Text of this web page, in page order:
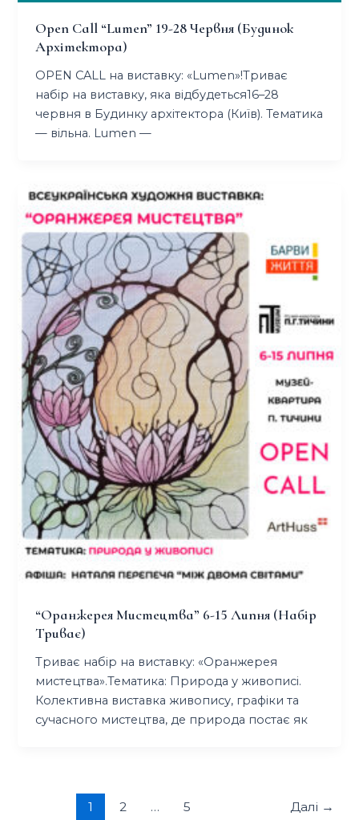
Open Call “lumen” 19-28 Червня (будинок
Архітектора)
OPEN CALL на виставку: «Lumen»!Триває
набір на виставку, яка відбудеться16–28
червня в Будинку архітектора (Київ). Тематика
— вільна. Lumen —
“оранжерея Мистецтва” 6-15 Липня (Набір
Триває)
Триває набір на виставку: «Оранжерея
мистецтва».Тематика: Природа у живописі.
Колективна виставка живопису, графіки та
сучасного мистецтва, де природа постає як
1 2 … 5 Далі →